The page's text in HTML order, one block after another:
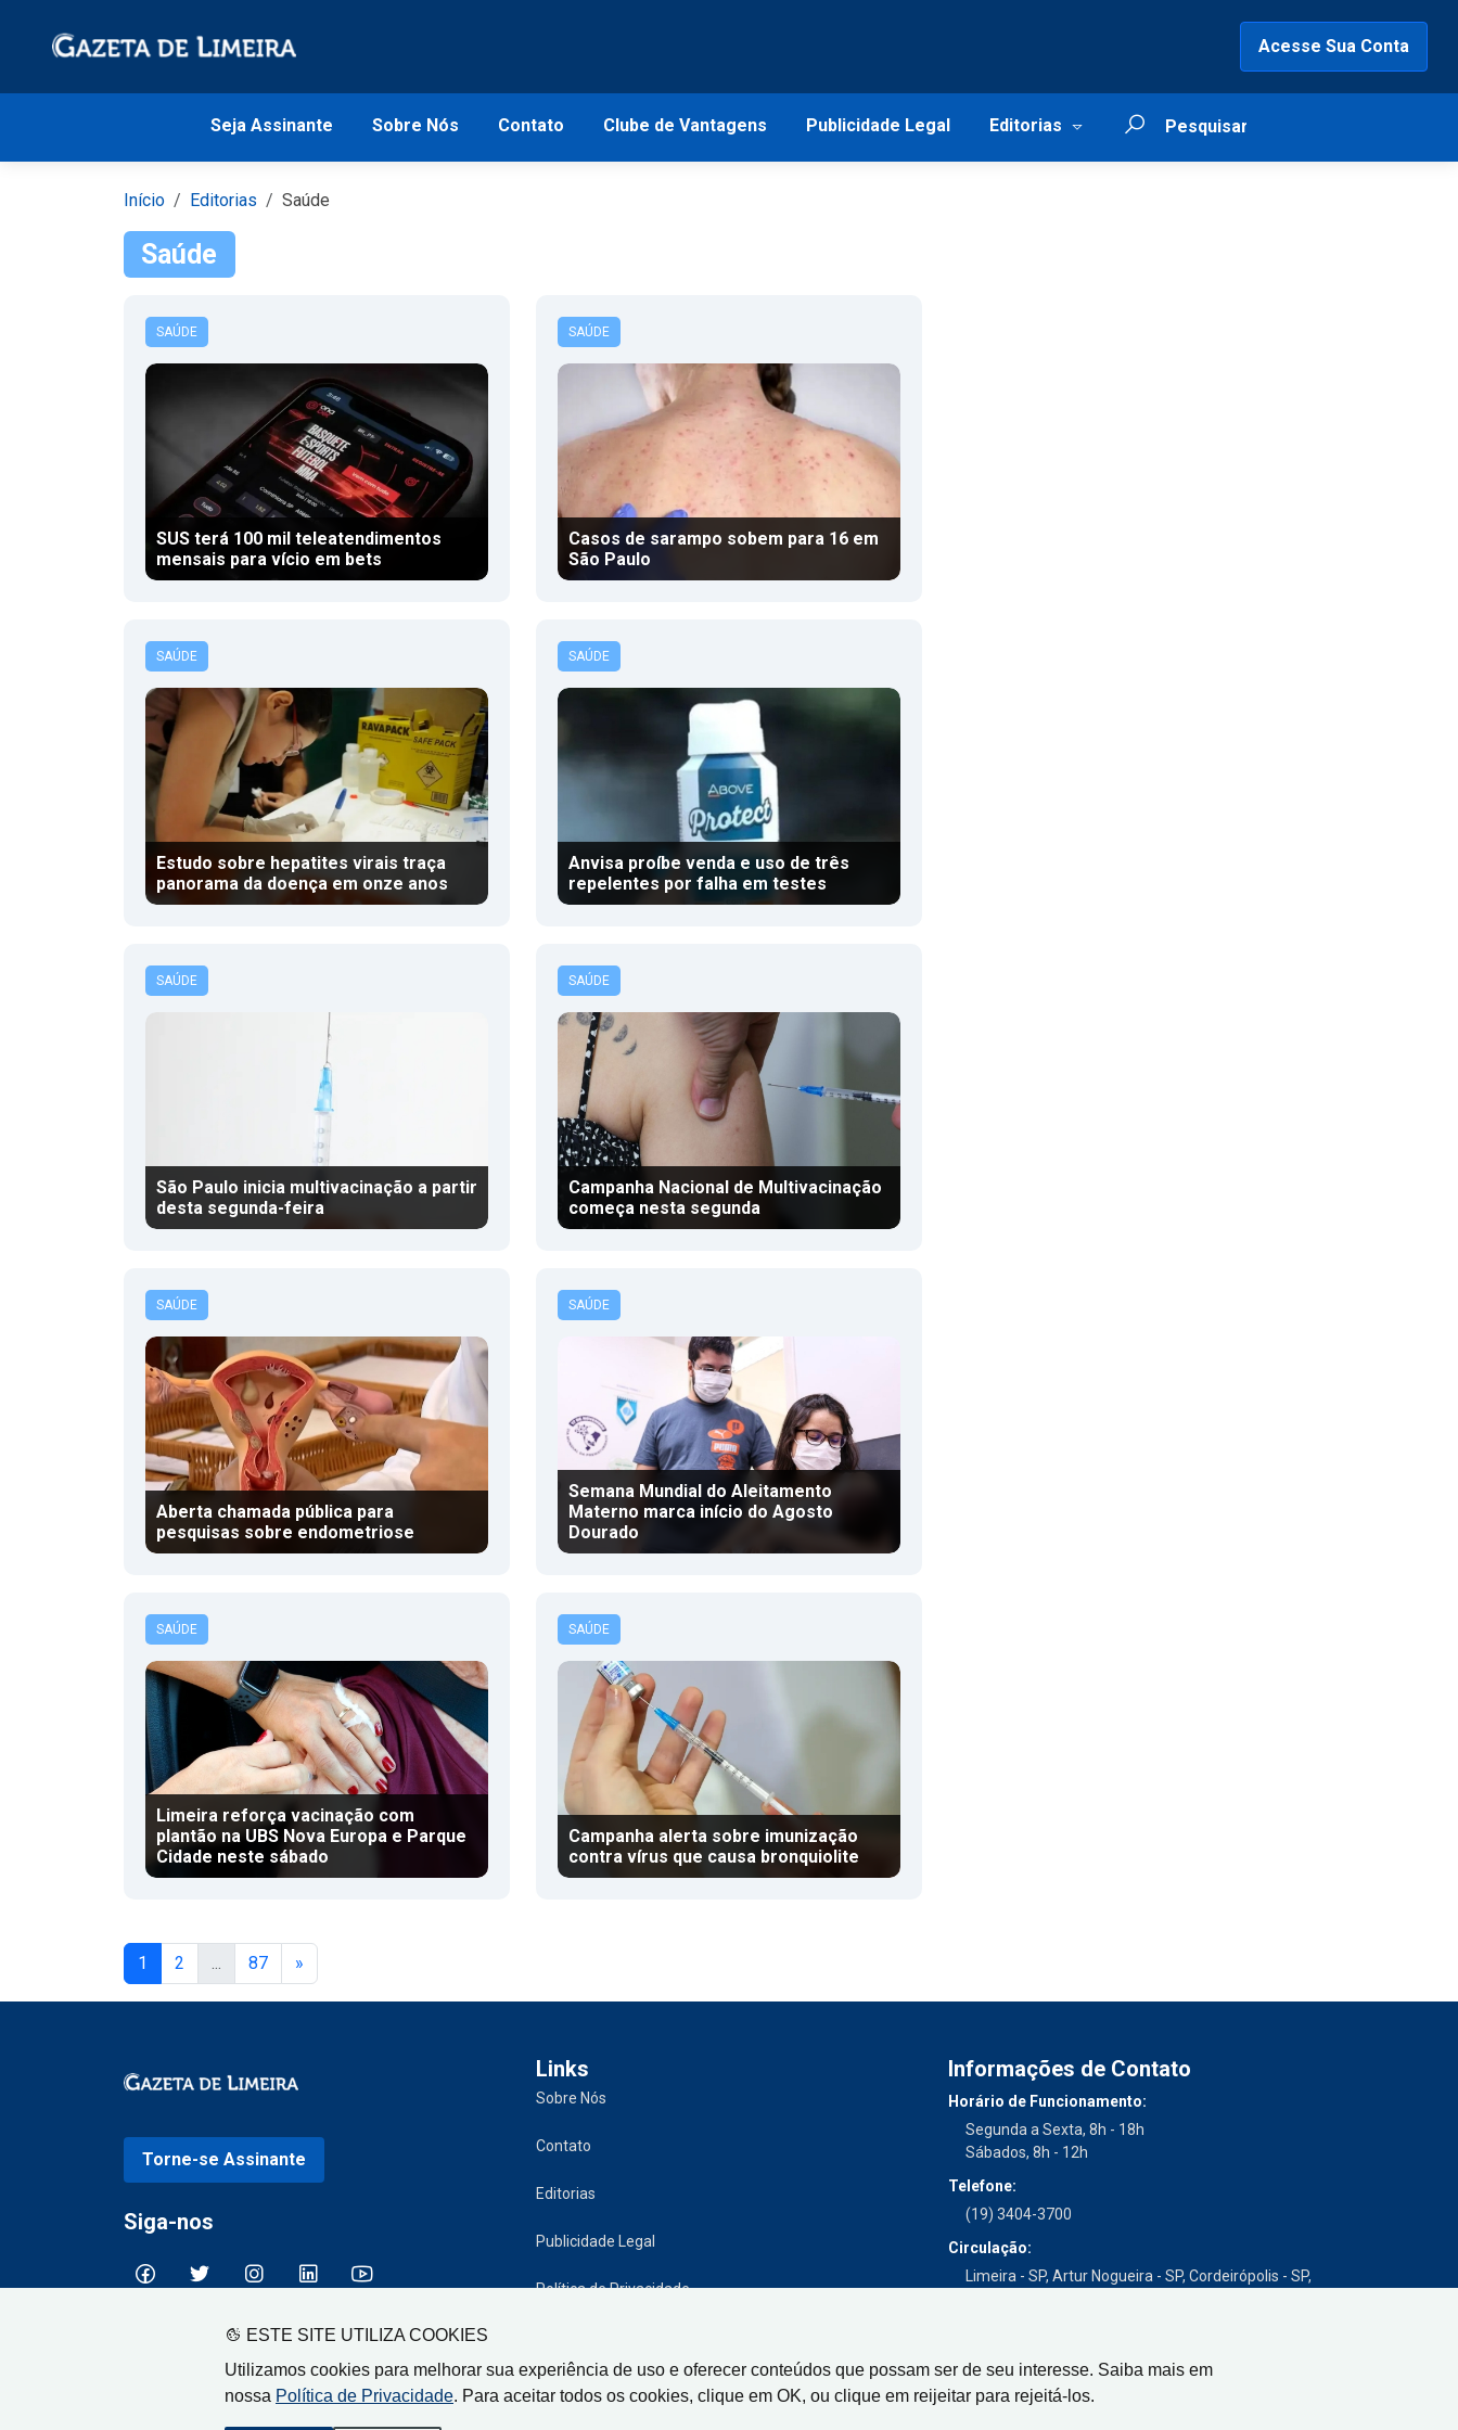
ESTE SITE UTILIZA COOKIES
Utilizamos cookies para melhorar sua experiência de uso e oferecer conteúdos que possam ser de seu interesse. Saiba mais em
nossa Política de Privacidade. Para aceitar todos os cookies, clique em OK, ou clique em reijeitar para rejeitá-los.
Acesse Sua Conta
Seja Assinante Sobre Nós Contato Clube de Vantagens Publicidade Legal Editorias
Início Editorias Saúde
Saúde
SAÚDE
SUS terá 100 mil teleatendimentos
mensais para vício em bets
SAÚDE
Casos de sarampo sobem para 16 em
São Paulo
SAÚDE
Estudo sobre hepatites virais traça
panorama da doença em onze anos
SAÚDE
Anvisa proíbe venda e uso de três
repelentes por falha em testes
SAÚDE
São Paulo inicia multivacinação a partir
desta segunda-feira
SAÚDE
Campanha Nacional de Multivacinação
começa nesta segunda
SAÚDE
Aberta chamada pública para
pesquisas sobre endometriose
SAÚDE
Semana Mundial do Aleitamento
Materno marca início do Agosto
Dourado
SAÚDE
Limeira reforça vacinação com
plantão na UBS Nova Europa e Parque
Cidade neste sábado
SAÚDE
Campanha alerta sobre imunização
contra vírus que causa bronquiolite
1 2 87 »
Torne-se Assinante
Siga-nos
Links
Sobre Nós
Contato
Editorias
Publicidade Legal
Política de Privacidade
Informações de Contato
Horário de Funcionamento:
Segunda a Sexta, 8h - 18h
Sábados, 8h - 12h
Telefone:
(19) 3404-3700
Circulação:
Limeira - SP, Artur Nogueira - SP, Cordeirópolis - SP,